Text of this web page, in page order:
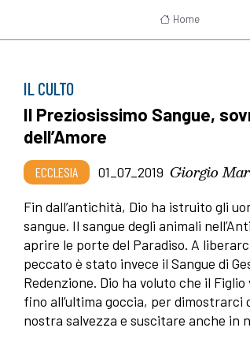
Home
IL CULTO
Il Preziosissimo Sangue,
dell’Amore
ECCLESIA 01_07_2019 Giorgio
Fin dall’antichità, Dio ha istruito gli
sangue. Il sangue degli animali
aprire le porte del Paradiso. A
peccato è stato invece il Sangue di
Redenzione. Dio ha voluto che il Figlio
fino all’ultima goccia, per dimostrarci
nostra salvezza e suscitare anche in